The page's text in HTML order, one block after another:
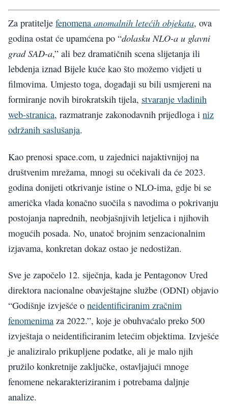
Za pratitelje fenomena anomalnih letećih objekata, ova
godina ostat će upamćena po “dolasku NLO-a u glavni
grad SAD-a,” ali bez dramatičnih scena slijetanja ili
lebdenja iznad Bijele kuće kao što možemo vidjeti u
filmovima. Umjesto toga, događaji su bili usmjereni na
formiranje novih birokratskih tijela, stvaranje vladinih
web-stranica, razmatranje zakonodavnih prijedloga i niz
održanih saslušanja.
Kao prenosi space.com, u zajednici najaktivnijoj na
društvenim mrežama, mnogi su očekivali da će 2023.
godina donijeti otkrivanje istine o NLO-ima, gdje bi se
američka vlada konačno suočila s navodima o pokrivanju
postojanja naprednih, neobjašnjivih letjelica i njihovih
mogućih posada. No, unatoč brojnim senzacionalnim
izjavama, konkretan dokaz ostao je nedostižan.
Sve je započelo 12. siječnja, kada je Pentagonov Ured
direktora nacionalne obavještajne službe (ODNI) objavio
“Godišnje izvješće o neidentificiranim zračnim
fenomenima za 2022.”, koje je obuhvaćalo preko 500
izvještaja o neidentificiranim letećim objektima. Izvješće
je analiziralo prikupljene podatke, ali je malo njih
pružilo konkretnije zaključke, ostavljajući mnoge
fenomene nekarakteriziranim i potrebama daljnje
analize.